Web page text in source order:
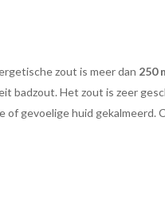
zout is meer dan 250
badzout. Het zout is zeer
gevoelige huid gekalmeerd.